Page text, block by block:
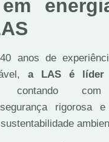
em
anos de
a LAS é líder
com
rigorosa e